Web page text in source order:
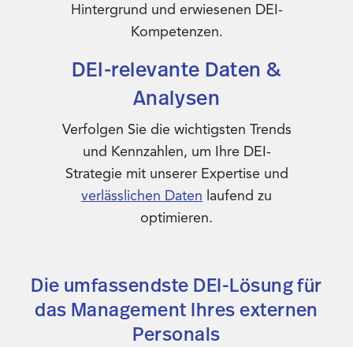
Hintergrund und erwiesenen DEI-
Kompetenzen.
DEI-relevante Daten &
Analysen
Verfolgen Sie die wichtigsten Trends
und Kennzahlen, um Ihre DEI-
Strategie mit unserer Expertise und
verlässlichen Daten laufend zu
optimieren.
Die umfassendste DEI-Lösung für
das Management Ihres externen
Personals